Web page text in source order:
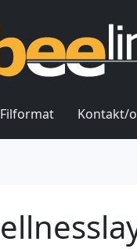
Filformat Kontakt/